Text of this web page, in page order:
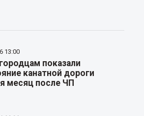
13:00
показали
канатной дороги
месяц после ЧП